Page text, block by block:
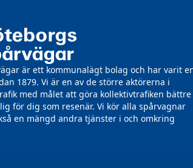
är ett kommunalägt bolag och har varit
1879. Vi är en av de större aktörerna i
med målet att göra kollektivtrafiken bättre
för dig som resenär. Vi kör alla spårvagnar
en mängd andra tjänster i och omkring
på LinkedIn